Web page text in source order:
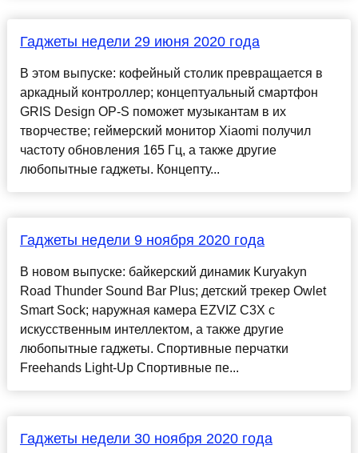
Гаджеты недели 29 июня 2020 года
В этом выпуске: кофейный столик превращается в
аркадный контроллер; концептуальный смартфон
GRIS Design OP-S поможет музыкантам в их
творчестве; геймерский монитор Xiaomi получил
частоту обновления 165 Гц, а также другие
любопытные гаджеты. Концепту...
Гаджеты недели 9 ноября 2020 года
В новом выпуске: байкерский динамик Kuryakyn
Road Thunder Sound Bar Plus; детский трекер Owlet
Smart Sock; наружная камера EZVIZ C3X с
искусственным интеллектом, а также другие
любопытные гаджеты. Спортивные перчатки
Freehands Light-Up Спортивные пе...
Гаджеты недели 30 ноября 2020 года